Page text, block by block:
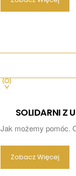
SOLIDARNI Z
Jak możemy pomóc.
Zobacz Więcej